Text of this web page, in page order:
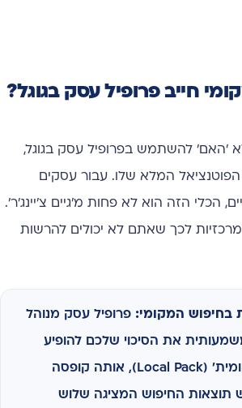
חייב פרופיל עסק בגוגל?
'האם' להשתמש בפרופיל עסק בגוגל,
המלא שלו. עבור עסקים
הכלי הזה הוא לא פחות מ'גיים צ'יינג'ר'.
לכך שאתם לא יכולים להרשות
בחיפוש המקומי: פרופיל עסק מנוהל
את הסיכוי שלכם להופיע
ב'חבילה המקומית' (Local Pack), אותה קופסה
תוצאות החיפוש המציגה שלוש